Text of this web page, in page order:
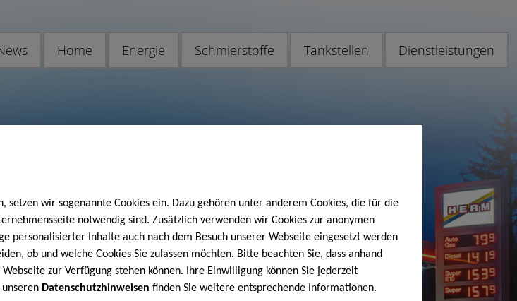
wir sogenannte Cookies ein. Dazu gehören unter anderem Cookies, die für die
notwendig sind. Zusätzlich verwenden wir Cookies zur anonymen
personalisierter Inhalte auch nach dem Besuch unserer Webseite eingesetzt werden
ob und welche Cookies Sie zulassen möchten. Bitte beachten Sie, dass anhand
zur Verfügung stehen können. Ihre Einwilligung können Sie jederzeit
Datenschutzhinweisen finden Sie weitere entsprechende Informationen.
Home Energie Schmierstoffe Tankstellen Dienstleistungen